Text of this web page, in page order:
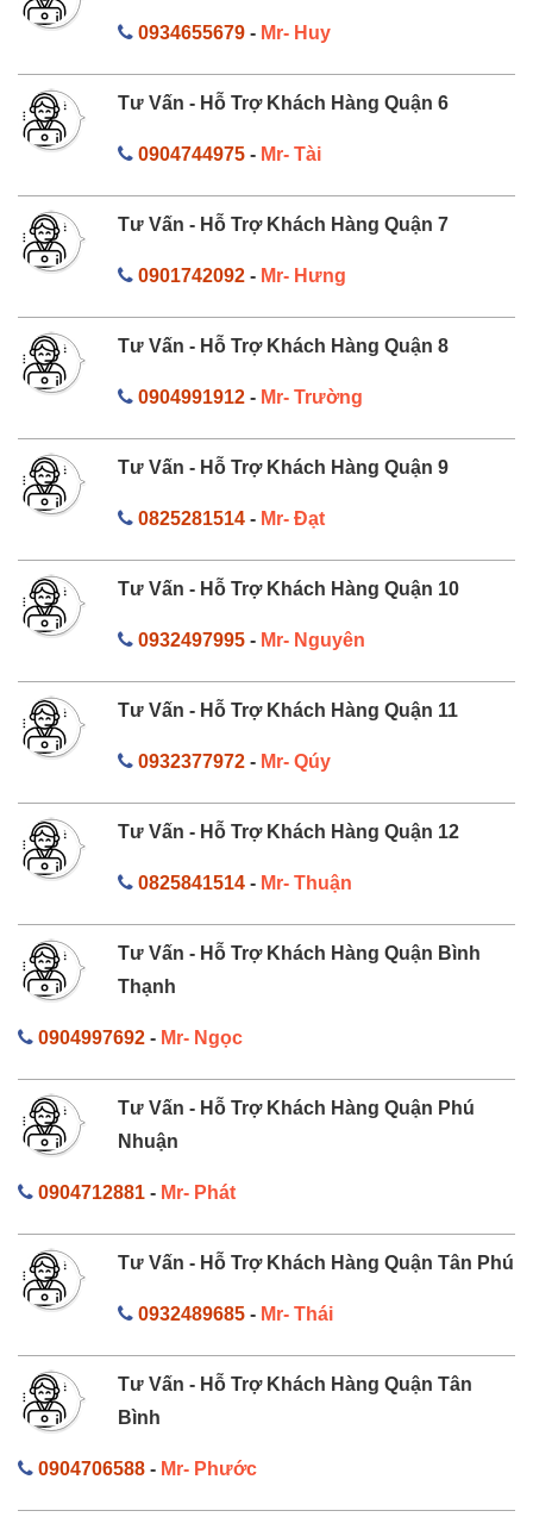
0934655679- Mr- Huy
Tư Vấn - Hỗ Trợ Khách Hàng Quận 6
0904744975- Mr- Tài
Tư Vấn - Hỗ Trợ Khách Hàng Quận 7
0901742092- Mr- Hưng
Tư Vấn - Hỗ Trợ Khách Hàng Quận 8
0904991912- Mr- Trường
Tư Vấn - Hỗ Trợ Khách Hàng Quận 9
0825281514- Mr- Đạt
Tư Vấn - Hỗ Trợ Khách Hàng Quận 10
0932497995- Mr- Nguyên
Tư Vấn - Hỗ Trợ Khách Hàng Quận 11
0932377972- Mr- Qúy
Tư Vấn - Hỗ Trợ Khách Hàng Quận 12
0825841514- Mr- Thuận
Tư Vấn - Hỗ Trợ Khách Hàng Quận Bình
Thạnh
0904997692 - Mr- Ngọc
Tư Vấn - Hỗ Trợ Khách Hàng Quận Phú
Nhuận
0904712881 - Mr- Phát
Tư Vấn - Hỗ Trợ Khách Hàng Quận Tân Phú
0932489685- Mr- Thái
Tư Vấn - Hỗ Trợ Khách Hàng Quận Tân
Bình
0904706588 - Mr- Phước